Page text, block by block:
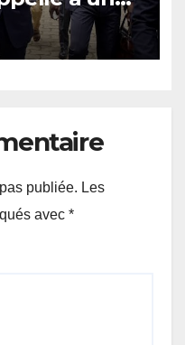
avec le
publiée. Les
avec *